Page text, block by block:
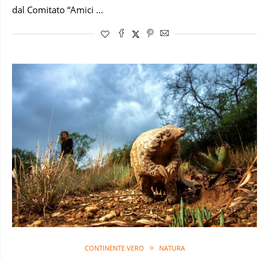
dal Comitato “Amici …
CONTINENTE VERO NATURA